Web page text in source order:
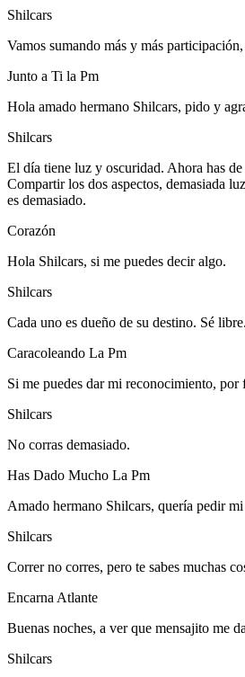
Shilcars
Vamos sumando más y más participación,
Junto a Ti la Pm
Hola amado hermano Shilcars, pido y
Shilcars
El día tiene luz y oscuridad. Ahora has
Compartir los dos aspectos, demasiada
es demasiado.
Corazón
Hola Shilcars, si me puedes decir algo.
Shilcars
Cada uno es dueño de su destino. Sé libre.
Caracoleando La Pm
Si me puedes dar mi reconocimiento, por
Shilcars
No corras demasiado.
Has Dado Mucho La Pm
Amado hermano Shilcars, quería pedir
Shilcars
Correr no corres, pero te sabes muchas
Encarna Atlante
Buenas noches, a ver que mensajito me
Shilcars